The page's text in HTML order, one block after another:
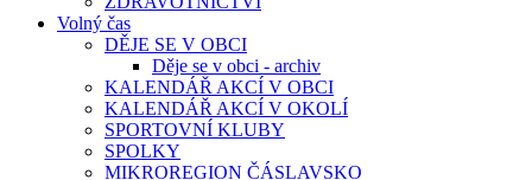
Volný čas
DĚJE SE V OBCI
Děje se v obci - archiv
KALENDÁŘ AKCÍ V OBCI
KALENDÁŘ AKCÍ V OKOLÍ
SPORTOVNÍ KLUBY
SPOLKY
MIKROREGION ČÁSLAVSKO